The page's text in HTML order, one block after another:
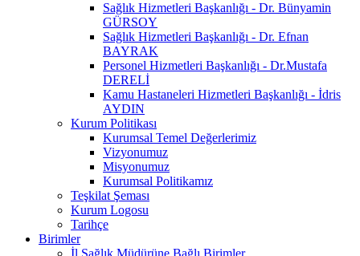
Sağlık Hizmetleri Başkanlığı - Dr. Bünyamin
GÜRSOY
Sağlık Hizmetleri Başkanlığı - Dr. Efnan
BAYRAK
Personel Hizmetleri Başkanlığı - Dr.Mustafa
DERELİ
Kamu Hastaneleri Hizmetleri Başkanlığı - İdris
AYDIN
Kurum Politikası
Kurumsal Temel Değerlerimiz
Vizyonumuz
Misyonumuz
Kurumsal Politikamız
Teşkilat Şeması
Kurum Logosu
Tarihçe
Birimler
İl Sağlık Müdürüne Bağlı Birimler